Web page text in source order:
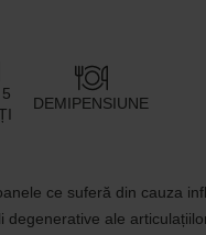
DEMIPENSIUNE
ce suferă din cauza
ale